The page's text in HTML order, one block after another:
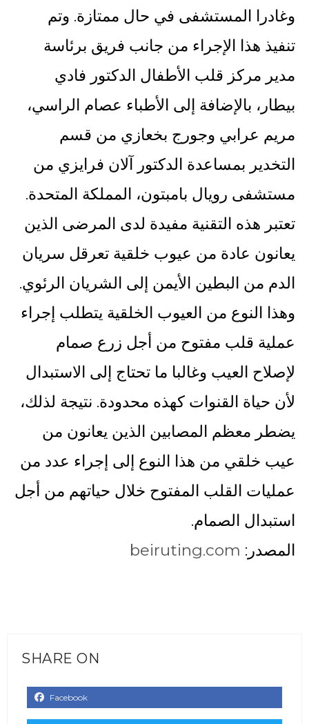
وغادرا المستشفى في حال ممتازة. وتم
تنفيذ هذا الإجراء من جانب فريق برئاسة
مدير مركز قلب الأطفال الدكتور فادي
بيطار، بالإضافة إلى الأطباء عصام الراسي،
مريم عرابي وجورج بخعازي من قسم
التخدير بمساعدة الدكتور آلان فرايزي من
مستشفى رويال بامبتون، المملكة المتحدة.
تعتبر هذه التقنية مفيدة لدى المرضى الذين
يعانون عادة من عيوب خلقية تعرقل سريان
الدم من البطين الأيمن إلى الشريان الرئوي.
وهذا النوع من العيوب الخلقية يتطلب إجراء
عملية قلب مفتوح من أجل زرع صمام
لإصلاح العيب وغالبا ما تحتاج إلى الاستبدال
لأن حياة القنوات كهذه محدودة. نتيجة لذلك،
يضطر معظم المصابين الذين يعانون من
عيب خلقي من هذا النوع إلى إجراء عدد من
عمليات القلب المفتوح خلال حياتهم من أجل
استبدال الصمام.
المصدر: beiruting.com
SHARE ON
Facebook